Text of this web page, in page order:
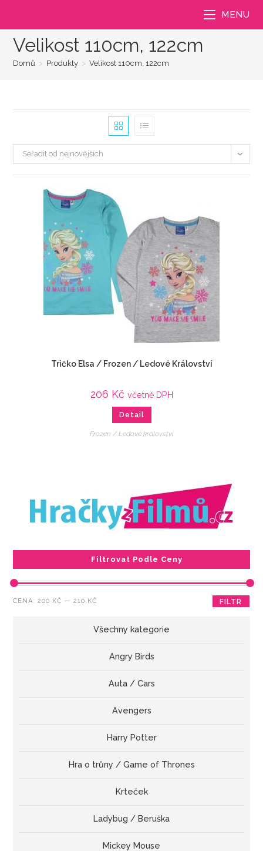
MENU
Velikost 110cm, 122cm
Domů > Produkty > Velikost 110cm, 122cm
Seřadit od nejnovějších
Tričko Elsa / Frozen / Ledové Království
206 Kč včetně DPH
Detail
Frozen / Ledové království
Filtrovat Podle Ceny
Minimální
Maximální
FILTR
CENA:200 KČ —210 KČ
Všechny kategorie
Angry Birds
Auta / Cars
Avengers
Harry Potter
Hra o trůny / Game of Thrones
Krteček
Ladybug / Beruška
Mickey Mouse